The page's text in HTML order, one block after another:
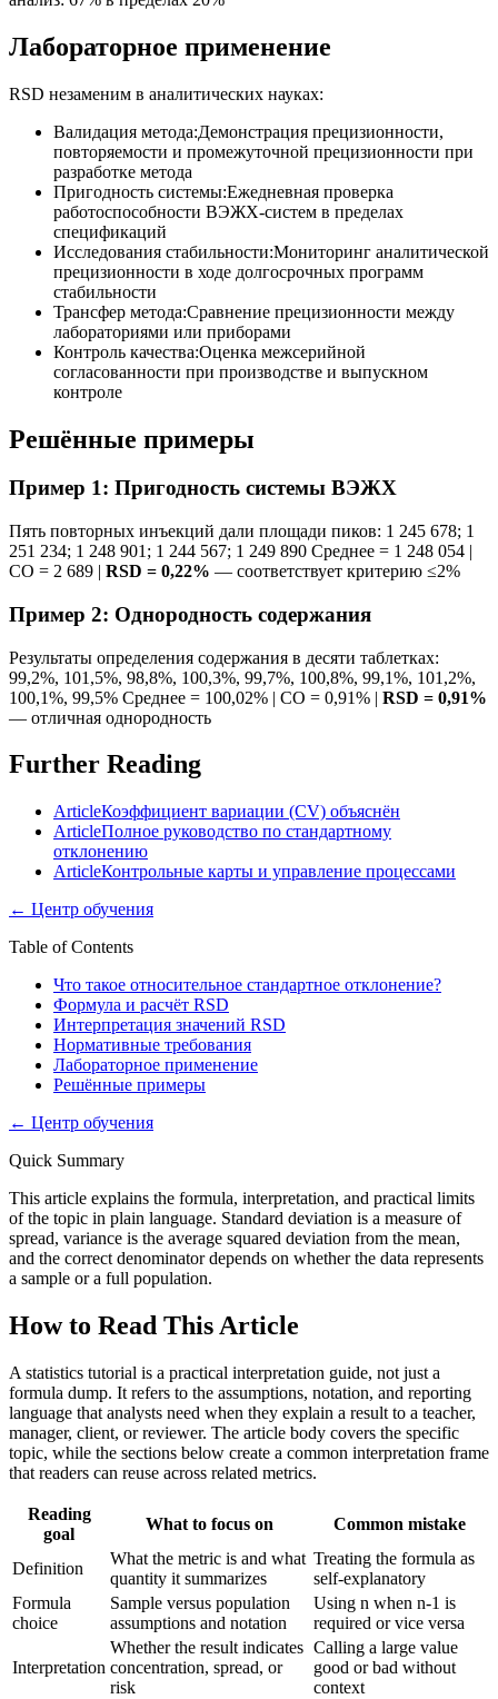
Лабораторное применение
RSD незаменим в аналитических науках:
Валидация метода:Демонстрация прецизионности,
повторяемости и промежуточной прецизионности при
разработке метода
Пригодность системы:Ежедневная проверка
работоспособности ВЭЖХ-систем в пределах
спецификаций
Исследования стабильности:Мониторинг аналитической
прецизионности в ходе долгосрочных программ
стабильности
Трансфер метода:Сравнение прецизионности между
лабораториями или приборами
Контроль качества:Оценка межсерийной
согласованности при производстве и выпускном
контроле
Решённые примеры
Пример 1: Пригодность системы ВЭЖХ
Пять повторных инъекций дали площади пиков: 1 245 678; 1
251 234; 1 248 901; 1 244 567; 1 249 890 Среднее = 1 248 054 |
СО = 2 689 | RSD = 0,22% — соответствует критерию ≤2%
Пример 2: Однородность содержания
Результаты определения содержания в десяти таблетках:
99,2%, 101,5%, 98,8%, 100,3%, 99,7%, 100,8%, 99,1%, 101,2%,
100,1%, 99,5% Среднее = 100,02% | СО = 0,91% | RSD = 0,91%
— отличная однородность
Further Reading
ArticleКоэффициент вариации (CV) объяснён
ArticleПолное руководство по стандартному
отклонению
ArticleКонтрольные карты и управление процессами
← Центр обучения
Table of Contents
Что такое относительное стандартное отклонение?
Формула и расчёт RSD
Интерпретация значений RSD
Нормативные требования
Лабораторное применение
Решённые примеры
← Центр обучения
Quick Summary
This article explains the formula, interpretation, and practical limits
of the topic in plain language. Standard deviation is a measure of
spread, variance is the average squared deviation from the mean,
and the correct denominator depends on whether the data represents
a sample or a full population.
How to Read This Article
A statistics tutorial is a practical interpretation guide, not just a
formula dump. It refers to the assumptions, notation, and reporting
language that analysts need when they explain a result to a teacher,
manager, client, or reviewer. The article body covers the specific
topic, while the sections below create a common interpretation frame
that readers can reuse across related metrics.
Reading
goal
What to focus on Common mistake
Definition
What the metric is and what
quantity it summarizes
Treating the formula as
self-explanatory
Formula
choice
Sample versus population
assumptions and notation
Using n when n-1 is
required or vice versa
Interpretation
Whether the result indicates
concentration, spread, or
risk
Calling a large value
good or bad without
context